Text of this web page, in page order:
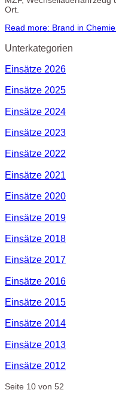
Ort.
Read more: Brand in
Unterkategorien
Einsätze 2026
Einsätze 2025
Einsätze 2024
Einsätze 2023
Einsätze 2022
Einsätze 2021
Einsätze 2020
Einsätze 2019
Einsätze 2018
Einsätze 2017
Einsätze 2016
Einsätze 2015
Einsätze 2014
Einsätze 2013
Einsätze 2012
Seite 10 von 52